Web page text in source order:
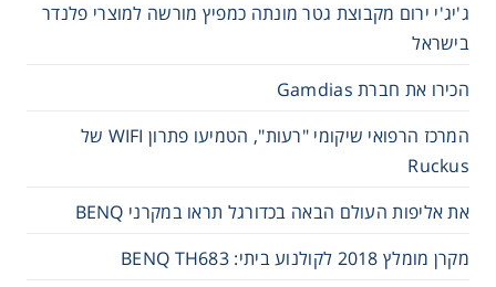
ג'יג'י ירום מקבוצת גטר מונתה כמפיץ מורשה למוצרי פלנדר
בישראל
הכירו את חברת Gamdias
המרכז הרפואי שיקומי "רעות", הטמיעו פתרון WIFI של
Ruckus
את אליפות העולם הבאה בכדורגל תראו במקרני BENQ
מקרן מומלץ 2018 לקולנוע ביתי: BENQ TH683